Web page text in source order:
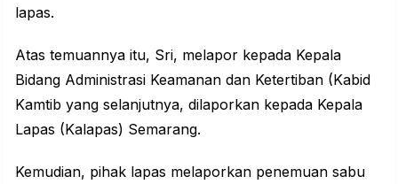
lapas.
Atas temuannya itu, Sri, melapor kepada Kepala
Bidang Administrasi Keamanan dan Ketertiban (Kabid
Kamtib yang selanjutnya, dilaporkan kepada Kepala
Lapas (Kalapas) Semarang.
Kemudian, pihak lapas melaporkan penemuan sabu